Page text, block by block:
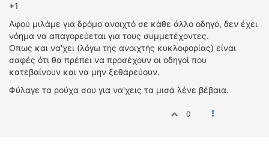
+1
Αφού μιλάμε για δρόμο ανοιχτό σε κάθε άλλο οδηγό, δεν έχει
νόημα να απαγορεύεται για τους συμμετέχοντες.
Οπως και να'χει (λόγω της ανοιχτής κυκλοφορίας) είναι
σαφές ότι θα πρέπει να προσέχουν οι οδηγοί που
κατεβαίνουν και να μην ξεθαρεύουν.
Φύλαγε τα ρούχα σου για να'χεις τα μισά λένε βέβαια.
0